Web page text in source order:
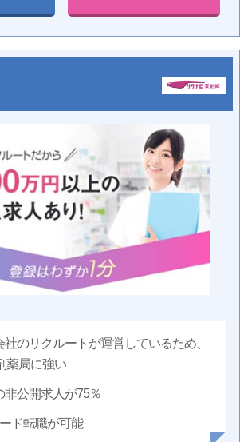
のリクルートが運営しているため、
薬局に強い
非公開求人が75％
ド転職が可能